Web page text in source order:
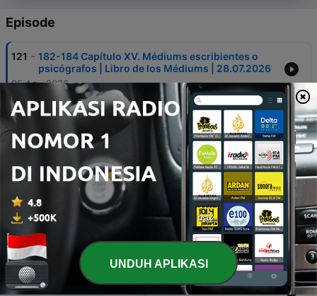
Episode
121 - 182-184 Capítulo XV. Médiums escribientes o
psicógrafos | Libro de los Médiums | 28.07.2026
05 Agu 2026
120 - 178-181 Capítulo XV. Médiums escribientes o
psicógrafos | Libro de los Médiums | 21.07.2026
29 Jul 2026
119 -
172-174 Capítulo XIV. Acerca de los médiums |
Libro de los Médiums
118 - 166-168 Capítulo XIV. Acerca de los médiums |
Libro de los Médiums | 30.06.2026
08 Jul 2026
117 - 162 - 165 Capítulo XIV. Acerca de los médiums |
Libro de los Médiums | 23.06.2026
UNDUH APLIKASI